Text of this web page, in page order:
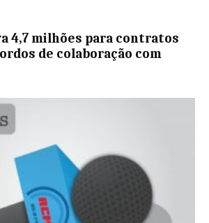
4,7 milhões para contratos
de colaboração com